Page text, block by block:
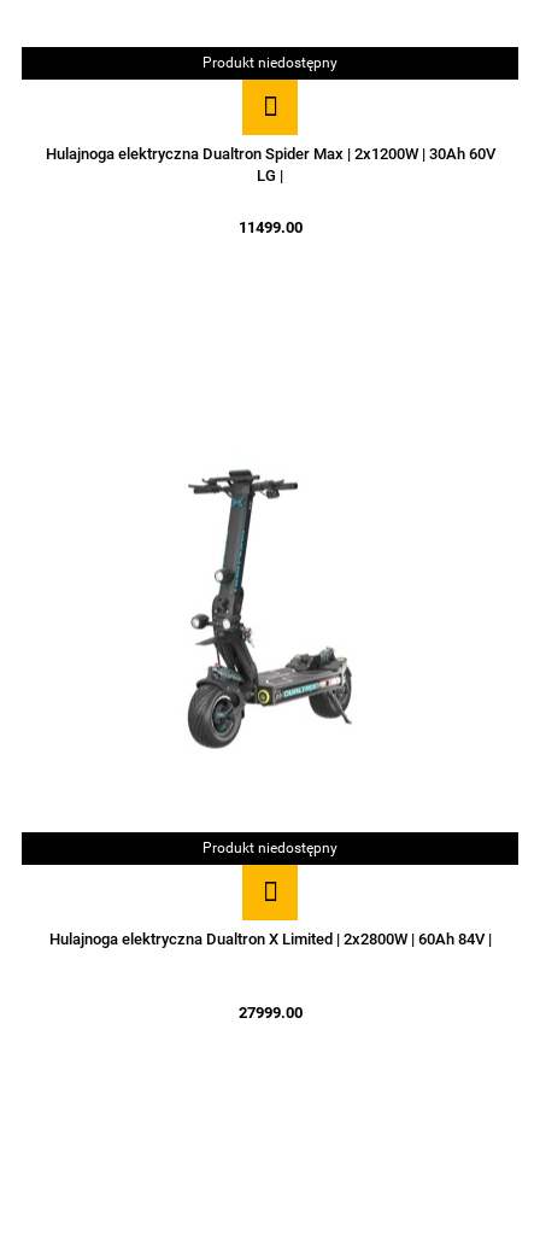
Produkt niedostępny
Hulajnoga elektryczna Dualtron Spider Max | 2x1200W | 30Ah 60V
LG |
11499.00
Produkt niedostępny
Hulajnoga elektryczna Dualtron X Limited | 2x2800W | 60Ah 84V |
27999.00